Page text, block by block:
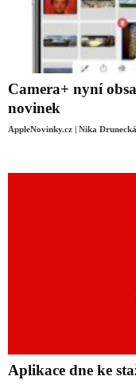
Camera+ nyní
novinek
AppleNovinky.cz | Nika Drunecká
Aplikace dne ke